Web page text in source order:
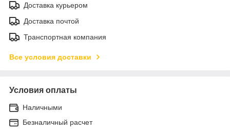
Доставка курьером
Доставка почтой
Транспортная компания
Все условия доставки
Условия оплаты
Наличными
Безналичный расчет